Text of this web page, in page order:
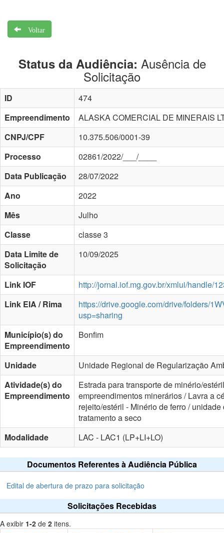
Voltar
Status da Audiência: Ausência de
Solicitação
ID
474
Empreendimento
ALASKA COMERCIAL DE MINERAIS
CNPJ/CPF
10.375.506/0001-39
Processo
02861/2022/___/____
Data Publicação
28/07/2022
Ano
2022
Mês
Julho
Classe
classe 3
Data Limite de
Solicitação
10/09/2025
Link IOF
http://jornal.iof.mg.gov.br/xmlui/handle/
Link EIA / Rima
https://drive.google.com/drive/folders/
usp=sharing
Município(s) do
Empreendimento
Bonfim
Unidade
Unidade Regional de Regularização
Atividade(s) do
Empreendimento
Estrada para transporte de minério/
empreendimentos minerários / Lavra a
rejeito/estéril - Minério de ferro /
tratamento a seco
Modalidade
LAC - LAC1 (LP+LI+LO)
Documentos Referentes à Audiência Pública
Edital de abertura de prazo para solicitação
Solicitações Recebidas
A exibir 1-2 de 2 itens.